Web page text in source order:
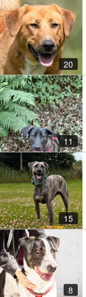
20
11
15
8